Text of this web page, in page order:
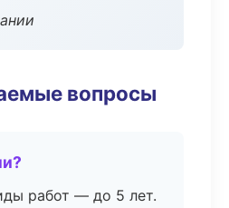
вопросы
работ — до 5 лет.